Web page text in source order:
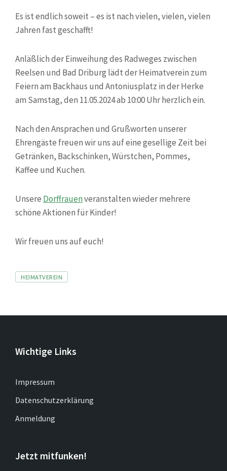
Es ist endlich soweit – es ist nach vielen, vielen, vielen
Jahren fast geschafft!
Anläßlich der Einweihung des Radweges zwischen
Reelsen und Bad Driburg lädt der Heimatverein zum
Feiern am Backhaus und Antoniusplatz in der Herke
am Samstag, den 11.05.2024 ab 10:00 Uhr herzlich ein.
Nach den Ansprachen und Grußworten unserer
Ehrengäste freuen wir uns auf eine gesellige Zeit bei
Getränken, Backschinken, Würstchen, Pommes,
Kaffee und Kuchen.
Unsere Dorffrauenveranstalten wieder mehrere
schöne Aktionen für Kinder!
Wir freuen uns auf euch!
Tags
HEIMATVEREIN
Wichtige Links
Impressum
Datenschutzerklärung
Anmeldung
Jetzt mitfunken!